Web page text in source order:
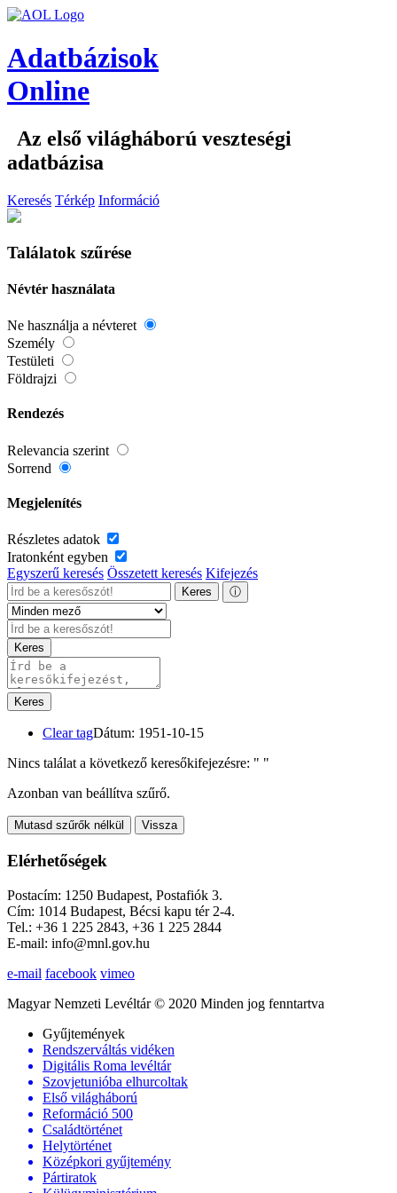
Adatbázisok
Online
Az első világháború veszteségi
adatbázisa
Keresés Térkép Információ
Találatok szűrése
Névtér használata
Ne használja a névteret
Személy
Testületi
Földrajzi
Rendezés
Relevancia szerint
Sorrend
Megjelenítés
Részletes adatok
Iratonként egyben
Egyszerű keresés Összetett keresés Kifejezés
Keres ⓘ
Keres
Keres
Clear tagDátum: 1951-10-15
Nincs találat a következő keresőkifejezésre: " "
Azonban van beállítva szűrő.
Mutasd szűrők nélkül Vissza
Elérhetőségek
Postacím: 1250 Budapest, Postafiók 3.
Cím: 1014 Budapest, Bécsi kapu tér 2-4.
Tel.: +36 1 225 2843, +36 1 225 2844
E-mail: info@mnl.gov.hu
e-mail facebook vimeo
Magyar Nemzeti Levéltár © 2020 Minden jog fenntartva
Gyűjtemények
Rendszerváltás vidéken
Digitális Roma levéltár
Szovjetunióba elhurcoltak
Első világháború
Reformáció 500
Családtörténet
Helytörténet
Középkori gyűjtemény
Pártiratok